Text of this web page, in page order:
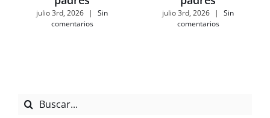
julio 3rd, 2026 |
Sin
comentarios
julio 3rd, 2026 |
Sin
comentarios
Buscar: